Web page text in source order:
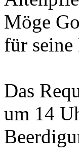
Möge
für seine
Das
um 14